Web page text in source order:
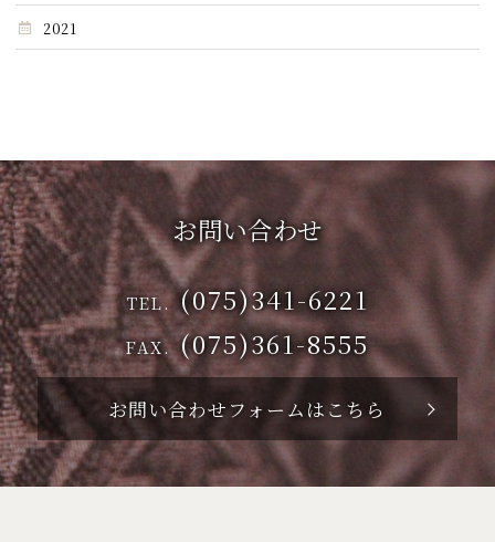
2021
お問い合わせ
TEL. (075)341-6221
FAX.(075)361-8555
お問い合わせフォームはこちら